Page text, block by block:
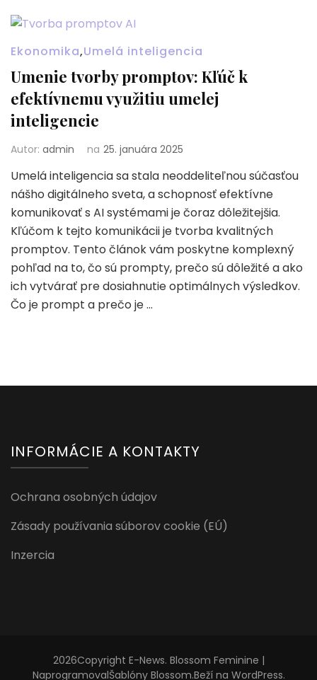
Ekonomika,Umelá inteligencia
Umenie tvorby promptov: Kľúč k
efektívnemu využitiu umelej
inteligencie
Autor: admin na 25. januára 2025
Umelá inteligencia sa stala neoddeliteľnou súčasťou
nášho digitálneho sveta, a schopnosť efektívne
komunikovať s AI systémami je čoraz dôležitejšia.
Kľúčom k tejto komunikácii je tvorba kvalitných
promptov. Tento článok vám poskytne komplexný
pohľad na to, čo sú prompty, prečo sú dôležité a ako
ich vytvárať pre dosiahnutie optimálnych výsledkov.
Čo je prompt a prečo je …
INFORMÁCIE A KONTAKTY
Ochrana osobných údajov
Zásady používania súborov cookie (EÚ)
Inzercia
2026Copyright E-News. Blossom Feminine |
NaprogramovalŠablóny Blossom.Beží na WordPress.